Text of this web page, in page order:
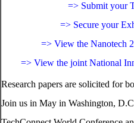
=> Submit your
=> Secure your
=> View the Nanotech
=> View the joint National
Research papers are solicited for
Join us in May in Washington,